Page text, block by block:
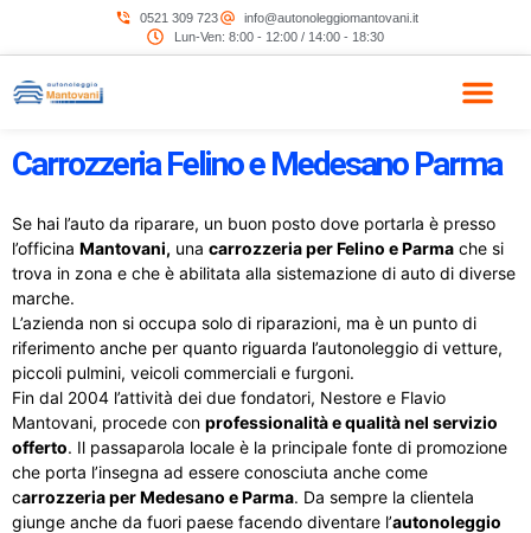
contenuto
0521 309 723
info@autonoleggiomantovani.it
Lun-Ven: 8:00 - 12:00 / 14:00 - 18:30
Carrozzeria Felino e Medesano Parma
Se hai l’auto da riparare, un buon posto dove portarla è presso
l’officina Mantovani, una carrozzeria per Felino e Parma che si
trova in zona e che è abilitata alla sistemazione di auto di diverse
marche.
L’azienda non si occupa solo di riparazioni, ma è un punto di
riferimento anche per quanto riguarda l’autonoleggio di vetture,
piccoli pulmini, veicoli commerciali e furgoni.
Fin dal 2004 l’attività dei due fondatori, Nestore e Flavio
Mantovani, procede con professionalità e qualità nel servizio
offerto. Il passaparola locale è la principale fonte di promozione
che porta l’insegna ad essere conosciuta anche come
carrozzeria per Medesano e Parma. Da sempre la clientela
giunge anche da fuori paese facendo diventare l’autonoleggio